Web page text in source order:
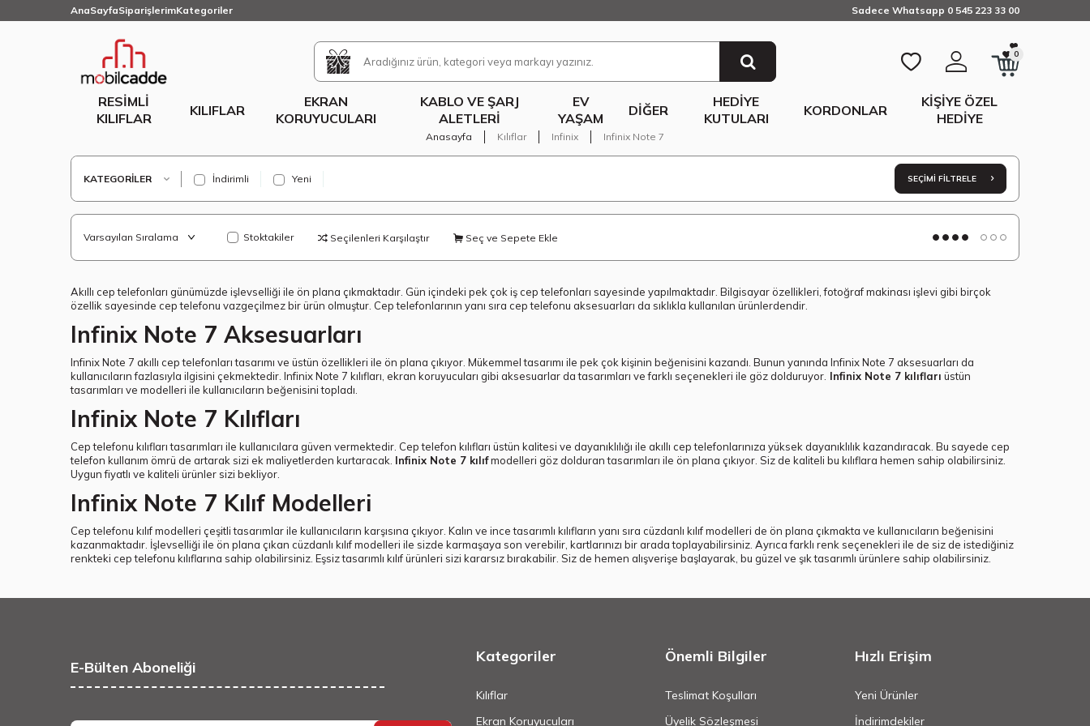
AnaSayfaSiparişlerimKategoriler Sadece Whatsapp 0 545 223 33 00
0
RESIMLI
KILIFLAR
KILIFLAR
EKRAN
KORUYUCULARI
KABLO VE ŞARJ
ALETLERI
EV
YAŞAM
DIĞER
HEDIYE
KUTULARI
KORDONLAR
KIŞIYE ÖZEL
HEDIYE
Anasayfa Kılıflar Infinix Infinix Note 7
KATEGORILER İndirimli Yeni SEÇIMI FILTRELE
Stoktakiler Seçilenleri Karşılaştır Seç ve Sepete Ekle
Akıllı cep telefonları günümüzde işlevselliği ile ön plana çıkmaktadır. Gün içindeki pek çok iş cep telefonları sayesinde yapılmaktadır. Bilgisayar özellikleri, fotoğraf makinası işlevi gibi birçok
özellik sayesinde cep telefonu vazgeçilmez bir ürün olmuştur. Cep telefonlarının yanı sıra cep telefonu aksesuarları da sıklıkla kullanılan ürünlerdendir.
Infinix Note 7 Aksesuarları
Infinix Note 7 akıllı cep telefonları tasarımı ve üstün özellikleri ile ön plana çıkıyor. Mükemmel tasarımı ile pek çok kişinin beğenisini kazandı. Bunun yanında Infinix Note 7 aksesuarları da
kullanıcıların fazlasıyla ilgisini çekmektedir. Infinix Note 7 kılıfları, ekran koruyucuları gibi aksesuarlar da tasarımları ve farklı seçenekleri ile göz dolduruyor. Infinix Note 7 kılıfları üstün
tasarımları ve modelleri ile kullanıcıların beğenisini topladı.
Infinix Note 7 Kılıfları
Cep telefonu kılıfları tasarımları ile kullanıcılara güven vermektedir. Cep telefon kılıfları üstün kalitesi ve dayanıklılığı ile akıllı cep telefonlarınıza yüksek dayanıklılık kazandıracak. Bu sayede cep
telefon kullanım ömrü de artarak sizi ek maliyetlerden kurtaracak. Infinix Note 7 kılıfmodelleri göz dolduran tasarımları ile ön plana çıkıyor. Siz de kaliteli bu kılıflara hemen sahip olabilirsiniz.
Uygun fiyatlı ve kaliteli ürünler sizi bekliyor.
Infinix Note 7 Kılıf Modelleri
Cep telefonu kılıf modelleri çeşitli tasarımlar ile kullanıcıların karşısına çıkıyor. Kalın ve ince tasarımlı kılıfların yanı sıra cüzdanlı kılıf modelleri de ön plana çıkmakta ve kullanıcıların beğenisini
kazanmaktadır. İşlevselliği ile ön plana çıkan cüzdanlı kılıf modelleri ile sizde karmaşaya son verebilir, kartlarınızı bir arada toplayabilirsiniz. Ayrıca farklı renk seçenekleri ile de siz de istediğiniz
renkteki cep telefonu kılıflarına sahip olabilirsiniz. Eşsiz tasarımlı kılıf ürünleri sizi kararsız bırakabilir. Siz de hemen alışverişe başlayarak, bu güzel ve şık tasarımlı ürünlere sahip olabilirsiniz.
E-Bülten Aboneliği
Kategoriler
Kılıflar
Ekran Koruyucuları
Önemli Bilgiler
Teslimat Koşulları
Üyelik Sözleşmesi
Hızlı Erişim
Yeni Ürünler
İndirimdekiler